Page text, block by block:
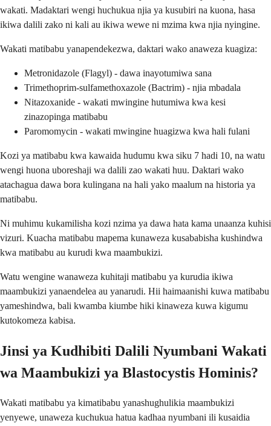
wakati. Madaktari wengi huchukua njia ya kusubiri na kuona, hasa
ikiwa dalili zako ni kali au ikiwa wewe ni mzima kwa njia nyingine.
Wakati matibabu yanapendekezwa, daktari wako anaweza kuagiza:
Metronidazole (Flagyl) - dawa inayotumiwa sana
Trimethoprim-sulfamethoxazole (Bactrim) - njia mbadala
Nitazoxanide - wakati mwingine hutumiwa kwa kesi
zinazopinga matibabu
Paromomycin - wakati mwingine huagizwa kwa hali fulani
Kozi ya matibabu kwa kawaida hudumu kwa siku 7 hadi 10, na watu
wengi huona uboreshaji wa dalili zao wakati huu. Daktari wako
atachagua dawa bora kulingana na hali yako maalum na historia ya
matibabu.
Ni muhimu kukamilisha kozi nzima ya dawa hata kama unaanza kuhisi
vizuri. Kuacha matibabu mapema kunaweza kusababisha kushindwa
kwa matibabu au kurudi kwa maambukizi.
Watu wengine wanaweza kuhitaji matibabu ya kurudia ikiwa
maambukizi yanaendelea au yanarudi. Hii haimaanishi kuwa matibabu
yameshindwa, bali kwamba kiumbe hiki kinaweza kuwa kigumu
kutokomeza kabisa.
Jinsi ya Kudhibiti Dalili Nyumbani Wakati
wa Maambukizi ya Blastocystis Hominis?
Wakati matibabu ya kimatibabu yanashughulikia maambukizi
yenyewe, unaweza kuchukua hatua kadhaa nyumbani ili kusaidia